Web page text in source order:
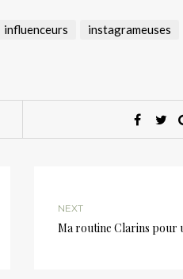
influenceurs instagrameuses
NEXT
Ma routine Clarins pour